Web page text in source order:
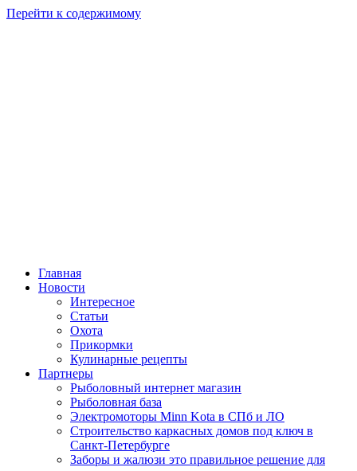
Перейти к содержимому
Главная
Новости
Интересное
Статьи
Охота
Прикормки
Кулинарные рецепты
Партнеры
Рыболовный интернет магазин
Рыболовная база
Электромоторы Minn Kota в СПб и ЛО
Строительство каркасных домов под ключ в
Санкт-Петербурге
Заборы и жалюзи это правильное решение для